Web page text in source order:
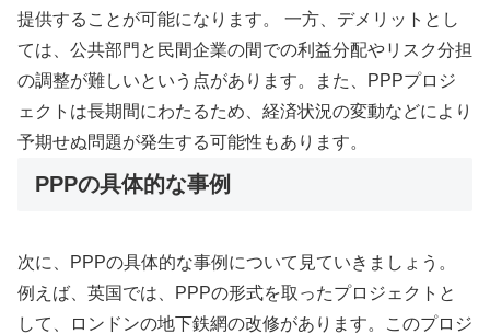
提供することが可能になります。 一方、デメリットとし
ては、公共部門と民間企業の間での利益分配やリスク分担
の調整が難しいという点があります。また、PPPプロジ
ェクトは長期間にわたるため、経済状況の変動などにより
予期せぬ問題が発生する可能性もあります。
PPPの具体的な事例
次に、PPPの具体的な事例について見ていきましょう。
例えば、英国では、PPPの形式を取ったプロジェクトと
して、ロンドンの地下鉄網の改修があります。このプロジ